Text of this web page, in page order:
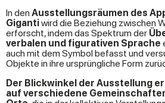
In den Ausstellungsräumen des
Gigantiwird die Beziehung zwischen
erforscht, indem das Spektrum der
verbalen und figurativen Sprache
auch mit dem Symbol befasst und
Objekte in ihre ursprüngliche Form
Der Blickwinkel der Ausstellung
auf verschiedene